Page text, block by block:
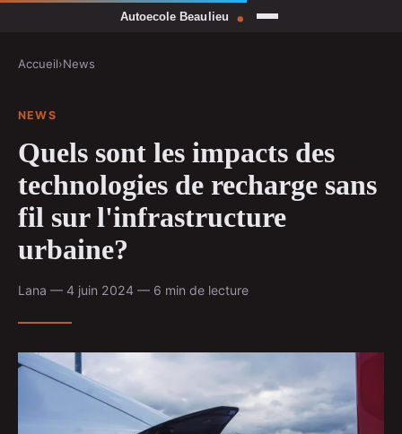
Accueil›News
NEWS
Quels sont les impacts des
technologies de recharge sans
fil sur l'infrastructure
urbaine?
Lana — 4 juin 2024 — 6 min de lecture